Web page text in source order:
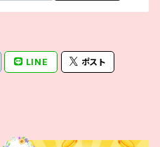
LINE ポスト